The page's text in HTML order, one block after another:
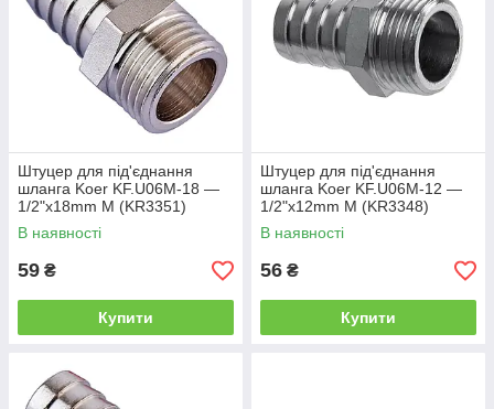
Штуцер для під'єднання
шланга Koer KF.U06M-18 —
1/2"x18mm M (KR3351)
В наявності
59 ₴
Купити
Штуцер для під'єднання
шланга Koer KF.U06M-12 —
1/2"x12mm M (KR3348)
В наявності
56 ₴
Купити